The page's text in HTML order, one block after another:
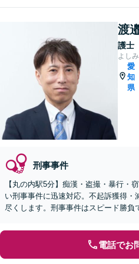
渡
護士
よし
愛
知
県
刑事事件
【丸の内駅5分】痴漢・盗撮・暴行・
い刑事事件に迅速対応。不起訴獲得・
尽くします。刑事事件はスピード勝負
電話でお